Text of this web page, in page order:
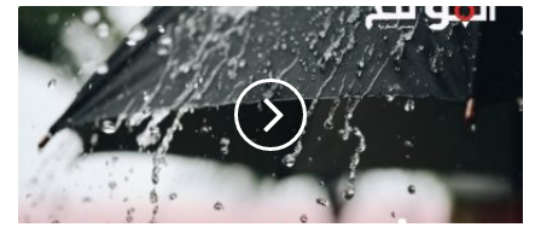
نشرية
خاصة:
أمطار
على
الولايات